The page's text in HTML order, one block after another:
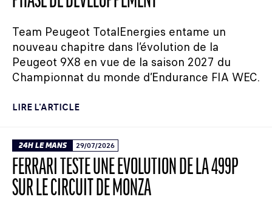
Team Peugeot TotalEnergies entame un
nouveau chapitre dans l’évolution de la
Peugeot 9X8 en vue de la saison 2027 du
Championnat du monde d’Endurance FIA WEC.
LIRE L'ARTICLE
24H LE MANS 29/07/2026
FERRARI TESTE UNE ÉVOLUTION DE LA 499P
SUR LE CIRCUIT DE MONZA